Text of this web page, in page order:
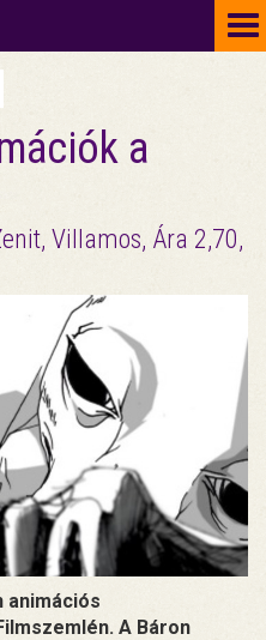
a
Villamos, Ára 2,70,
animációs
A Báron